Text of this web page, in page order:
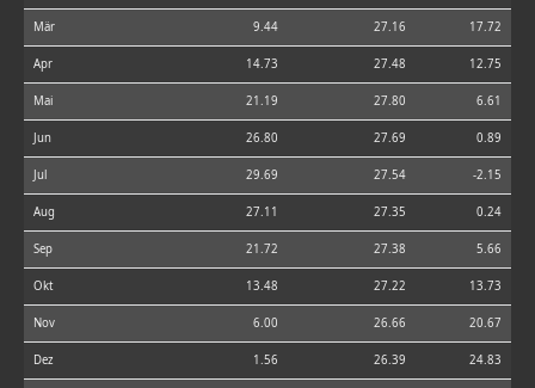
Mär 9.44 27.16 17.72
Apr 14.73 27.48 12.75
Mai 21.19 27.80 6.61
Jun 26.80 27.69 0.89
Jul 29.69 27.54 -2.15
Aug 27.11 27.35 0.24
Sep 21.72 27.38 5.66
Okt 13.48 27.22 13.73
Nov 6.00 26.66 20.67
Dez 1.56 26.39 24.83